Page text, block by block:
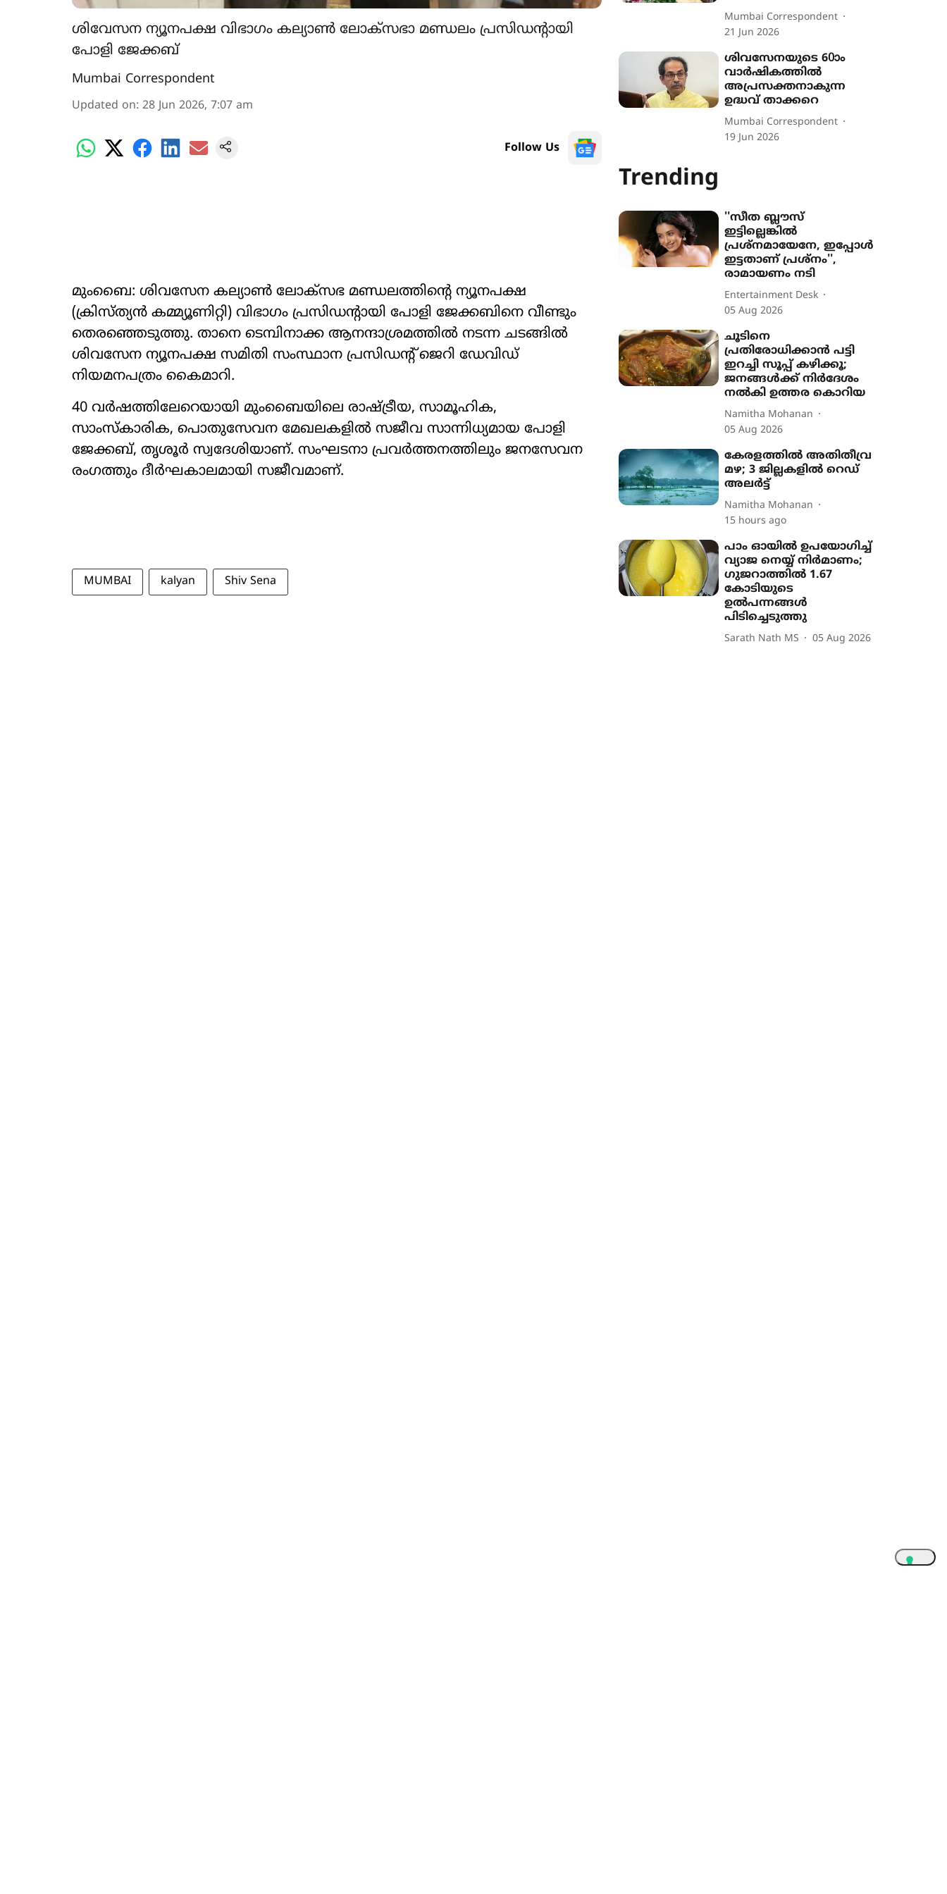
ശിവേസന ന്യൂനപക്ഷ വിഭാഗം കല്യാണ്‍ ലോക്‌സഭാ മണ്ഡലം പ്രസിഡന്റായി
പോളി ജേക്കബ്
Mumbai Correspondent
Updated on: 28 Jun 2026, 7:07 am
Follow Us
മുംബൈ: ശിവസേന കല്യാണ്‍ ലോക്‌സഭ മണ്ഡലത്തിന്‍റെ ന്യൂനപക്ഷ
(ക്രിസ്ത്യന്‍ കമ്മ്യൂണിറ്റി) വിഭാഗം പ്രസിഡന്‍റായി പോളി ജേക്കബിനെ വീണ്ടും
തെരഞ്ഞെടുത്തു. താനെ ടെമ്പിനാക്ക ആനന്ദാശ്രമത്തില്‍ നടന്ന ചടങ്ങില്‍
ശിവസേന ന്യൂനപക്ഷ സമിതി സംസ്ഥാന പ്രസിഡന്‍റ് ജെറി ഡേവിഡ്
നിയമനപത്രം കൈമാറി.
40 വര്‍ഷത്തിലേറെയായി മുംബൈയിലെ രാഷ്ട്രീയ, സാമൂഹിക,
സാംസ്‌കാരിക, പൊതുസേവന മേഖലകളില്‍ സജീവ സാന്നിധ്യമായ പോളി
ജേക്കബ്, തൃശൂര്‍ സ്വദേശിയാണ്. സംഘടനാ പ്രവര്‍ത്തനത്തിലും ജനസേവന
രംഗത്തും ദീര്‍ഘകാലമായി സജീവമാണ്.
MUMBAI kalyan Shiv Sena
Mumbai Correspondent
21 Jun 2026
ശിവസേനയുടെ 60ാം
വാര്‍ഷികത്തില്‍
അപ്രസക്തനാകുന്ന
ഉദ്ധവ് താക്കറെ
Mumbai Correspondent
19 Jun 2026
Trending
''സീത ബ്ലൗസ്
ഇട്ടില്ലെങ്കിൽ
പ്രശ്നമായേനേ, ഇപ്പോൾ
ഇട്ടതാണ് പ്രശ്നം'',
രാമായണം നടി
Entertainment Desk
05 Aug 2026
ചൂടിനെ
പ്രതിരോധിക്കാൻ പട്ടി
ഇറച്ചി സൂപ്പ് കഴിക്കൂ;
ജനങ്ങൾക്ക് നിർദേശം
നൽകി ഉത്തര കൊറിയ
Namitha Mohanan
05 Aug 2026
കേരളത്തിൽ അതിതീവ്ര
മഴ; 3 ജില്ലകളിൽ റെഡ്
അലർട്ട്
Namitha Mohanan
15 hours ago
പാം ഓയിൽ ഉപയോഗിച്ച്
വ്യാജ നെയ്യ് നിർമാണം;
ഗുജറാത്തിൽ 1.67
കോടിയുടെ
ഉൽപന്നങ്ങൾ
പിടിച്ചെടുത്തു
Sarath Nath MS 05 Aug 2026